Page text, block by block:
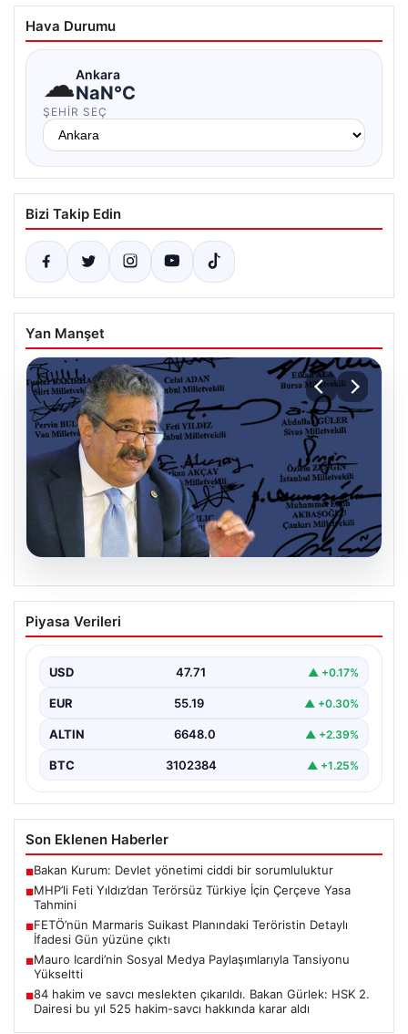
Hava Durumu
☁Ankara
NaN°C
ŞEHIR SEÇ
Bizi Takip Edin
Yan Manşet
06.08.2026
MHP’li Feti Yıldız’dan Terörsüz Türkiye
İçin Çerçeve Yasa Tahmini
Yardımcısı Feti Yıldız, uzun süredir üzerinde çalışılan
ve…
Piyasa Verileri
USD 47.71 ▲ +0.17%
EUR 55.19 ▲ +0.30%
ALTIN 6648.0 ▲ +2.39%
BTC 3102384 ▲ +1.25%
Son Eklenen Haberler
■Bakan Kurum: Devlet yönetimi ciddi bir sorumluluktur
■MHP’li Feti Yıldız’dan Terörsüz Türkiye İçin Çerçeve Yasa
Tahmini
■FETÖ’nün Marmaris Suikast Planındaki Teröristin Detaylı
İfadesi Gün yüzüne çıktı
■Mauro Icardi’nin Sosyal Medya Paylaşımlarıyla Tansiyonu
Yükseltti
■84 hakim ve savcı meslekten çıkarıldı. Bakan Gürlek: HSK 2.
Dairesi bu yıl 525 hakim-savcı hakkında karar aldı